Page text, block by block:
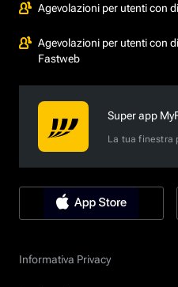
Agevolazioni per utenti con
Agevolazioni per utenti con
Fastweb
Super app
La tua finestra
Informativa Privacy